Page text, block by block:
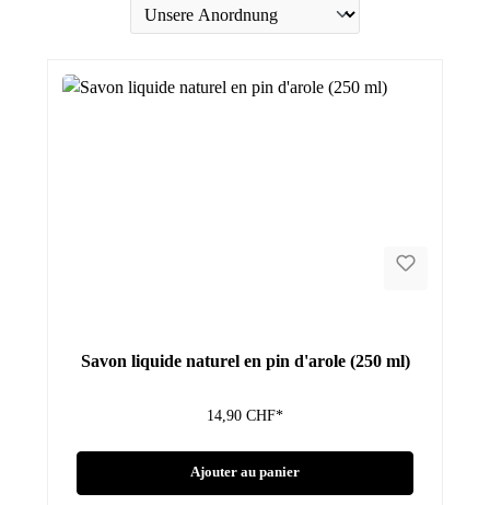
Savon liquide naturel en pin d'arole (250 ml)
14,90 CHF*
Ajouter au panier